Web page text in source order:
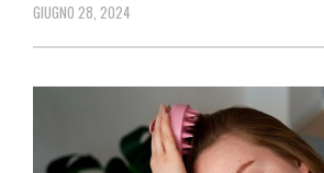
GIUGNO 28, 2024